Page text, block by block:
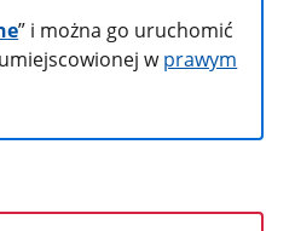
” i można go uruchomić
umiejscowionej wprawym